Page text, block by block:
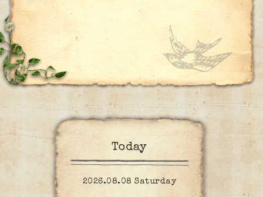
Today
2026.08.08 Saturday